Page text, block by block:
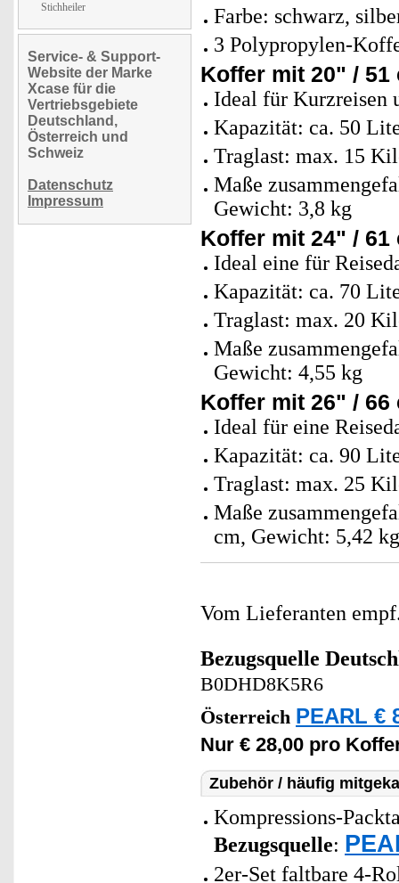
Stichheiler
Service- & Support-
Website der Marke
Xcase für die
Vertriebsgebiete
Deutschland,
Österreich und
Schweiz
Datenschutz
Impressum
Farbe: schwarz,
3 Polypropylen-
Koffer mit 20" / 51
Ideal für Kurzreisen
Kapazität: ca. 50
Traglast: max. 15
Maße
Gewicht: 3,8 kg
Koffer mit 24" / 61
Ideal eine für
Kapazität: ca. 70
Traglast: max. 20
Maße
Gewicht: 4,55 kg
Koffer mit 26" / 66
Ideal für eine
Kapazität: ca. 90
Traglast: max. 25
Maße
cm, Gewicht: 5,42 kg
Vom Lieferanten
Bezugsquelle
B0DHD8K5R6
Österreich PEARL €
Nur € 28,00 pro
Zubehör / häufig
Kompressions-
Bezugsquelle:
2er-Set faltbare 4-